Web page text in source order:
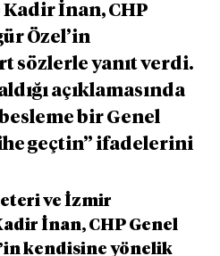
İnan, CHP
Özel’in
sözlerle yanıt verdi.
açıklamasında
bir Genel
geçtin” ifadelerini
ve İzmir
İnan, CHP Genel
kendisine yönelik